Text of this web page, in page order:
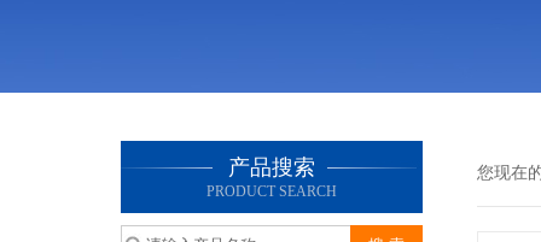
产品搜索
PRODUCT SEARCH
您现在